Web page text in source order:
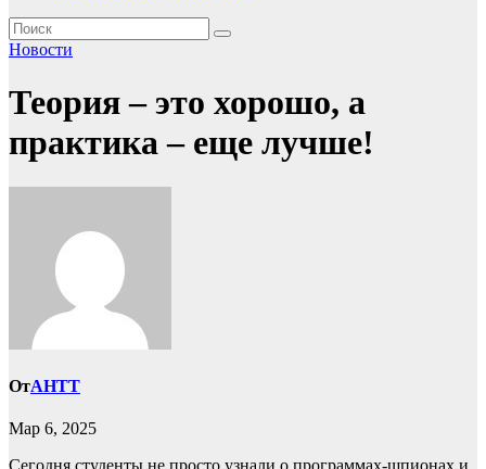
Новости
Теория – это хорошо, а
практика – еще лучше!
ОтAHTT
Мар 6, 2025